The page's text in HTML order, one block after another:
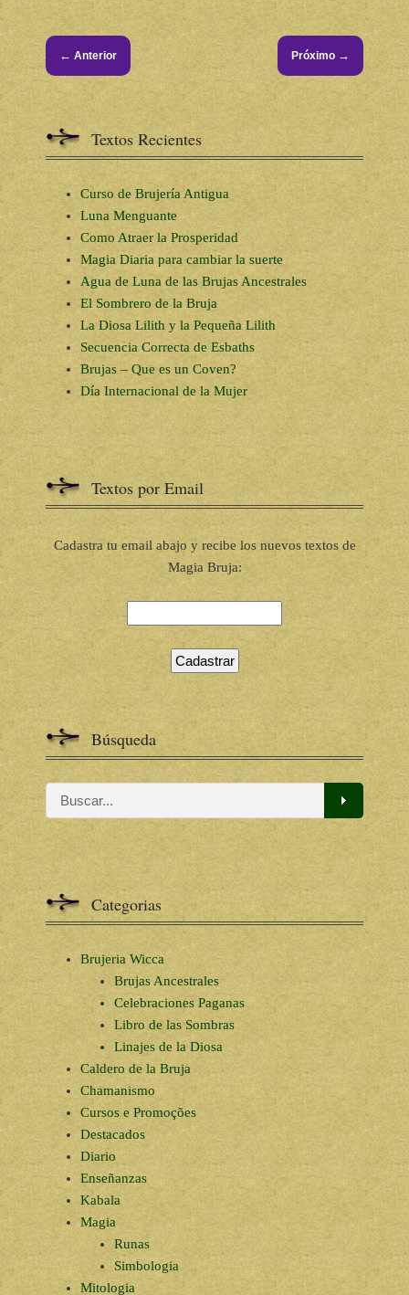
← Anterior Próximo →
Textos Recientes
Curso de Brujería Antigua
Luna Menguante
Como Atraer la Prosperidad
Magia Diaria para cambiar la suerte
Agua de Luna de las Brujas Ancestrales
El Sombrero de la Bruja
La Diosa Lilith y la Pequeña Lilith
Secuencia Correcta de Esbaths
Brujas – Que es un Coven?
Día Internacional de la Mujer
Textos por Email
Cadastra tu email abajo y recibe los nuevos textos de
Magia Bruja:
Búsqueda
Categorias
Brujeria Wicca
Brujas Ancestrales
Celebraciones Paganas
Libro de las Sombras
Linajes de la Diosa
Caldero de la Bruja
Chamanismo
Cursos e Promoções
Destacados
Diario
Enseñanzas
Kabala
Magia
Runas
Simbologia
Mitologia